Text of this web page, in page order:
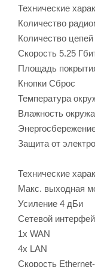
Технические
Количество
Количество
Скорость 5.25
Площадь
Кнопки Сброс
Температура
Влажность
Защита от
Технические
Макс. выходная
Усиление 4 дБи
Сетевой
1х WAN
4х LAN
Скорость